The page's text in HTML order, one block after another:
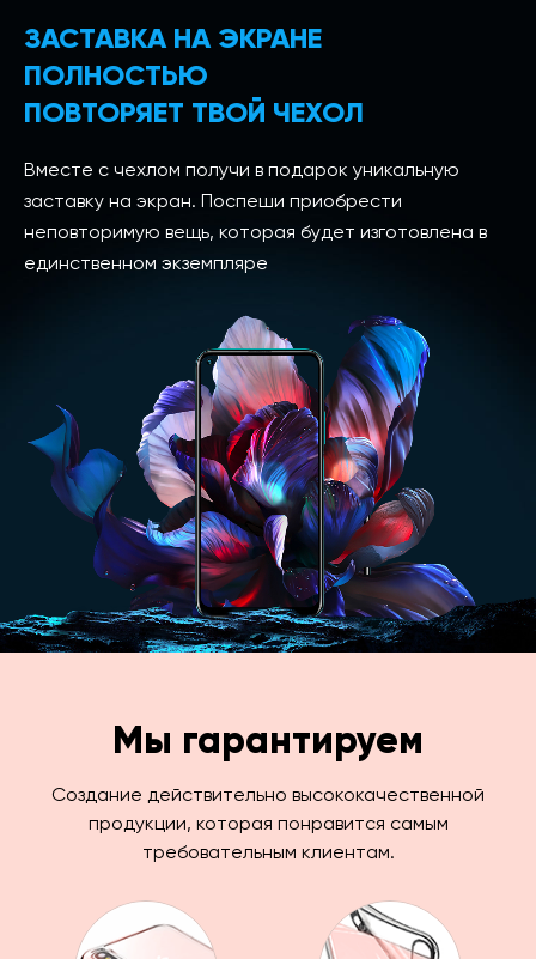
ЗАСТАВКА НА ЭКРАНЕ
ПОЛНОСТЬЮ
ПОВТОРЯЕТ ТВОЙ ЧЕХОЛ
Вместе с чехлом получи в подарок уникальную
заставку на экран. Поспеши приобрести
неповторимую вещь, которая будет изготовлена в
единственном экземпляре
Мы гарантируем
Создание действительно высококачественной
продукции, которая понравится самым
требовательным клиентам.